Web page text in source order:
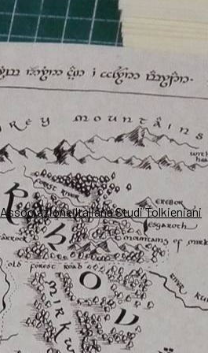
Associazione Italiana Studi Tolkieniani